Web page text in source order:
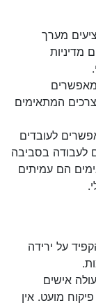
מערך
מדיניות
מאפשרים
המתאימים
לעובדים
לעבודה בסביבה
הם עמיתים
על ירידה
אישים
מועט. אין